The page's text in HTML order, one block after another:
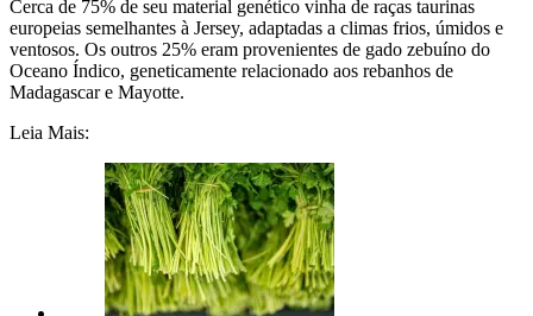
Cerca de 75% de seu material genético vinha de raças taurinas
europeias semelhantes à Jersey, adaptadas a climas frios, úmidos e
ventosos. Os outros 25% eram provenientes de gado zebuíno do
Oceano Índico, geneticamente relacionado aos rebanhos de
Madagascar e Mayotte.
Leia Mais: